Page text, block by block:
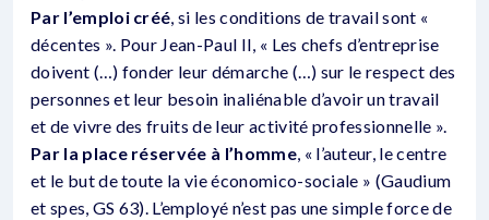
Par l’emploi créé, si les conditions de travail sont «
décentes ». Pour Jean-Paul II, « Les chefs d’entreprise
doivent (…) fonder leur démarche (…) sur le respect des
personnes et leur besoin inaliénable d’avoir un travail
et de vivre des fruits de leur activité professionnelle ».
Par la place réservée à l’homme, « l’auteur, le centre
et le but de toute la vie économico-sociale » (Gaudium
et spes, GS 63). L’employé n’est pas une simple force de